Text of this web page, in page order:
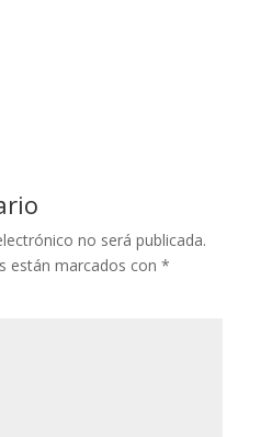
no será publicada.
están marcados con *